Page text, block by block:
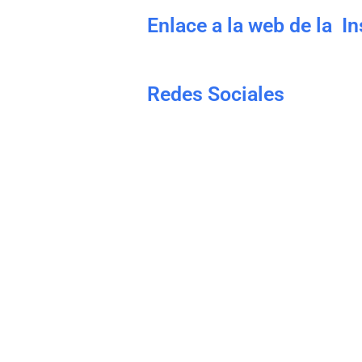
Enlace a la web de la
Redes Sociales